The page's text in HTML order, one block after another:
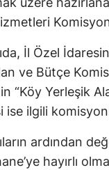
İl Özel
ve Bütçe
“Köy Yerleşik
ise ilgili
ardından
hayırlı